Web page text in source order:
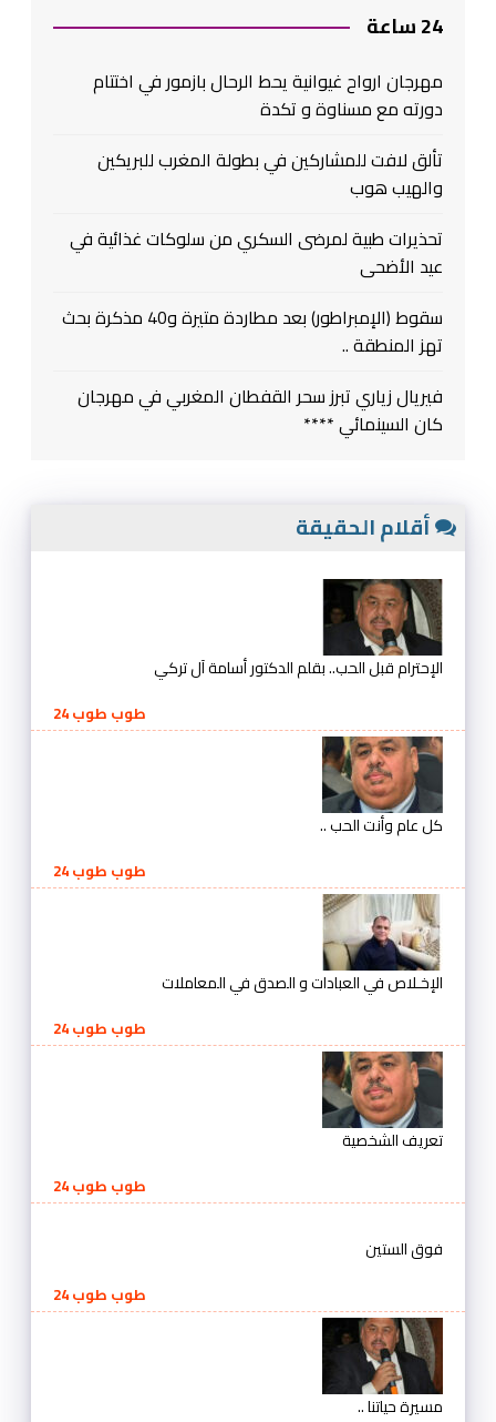
24 ساعة
مهرجان ارواح غيوانية يحط الرحال بازمور في اختتام
دورته مع مسناوة و تكدة
تألق لافت للمشاركين في بطولة المغرب للبريكين
والهيب هوب
تحذيرات طبية لمرضى السكري من سلوكات غذائية في
عيد الأضحى
سقوط (الإمبراطور) بعد مطاردة متيرة و40 مذكرة بحث
تهز المنطقة ..
فيريال زياري تبرز سحر القفطان المغربي في مهرجان
كان السينمائي ****
أقلام الحقيقة
الإحترام قبل الحب.. بقلم الدكتور أسامة آل تركي
طوب طوب 24
كل عام وأنت الحب ..
طوب طوب 24
الإخـلاص في العبادات و الصدق في المعاملات
طوب طوب 24
تعريف الشخصية
طوب طوب 24
فوق الستين
طوب طوب 24
مسيرة حياتنا ..